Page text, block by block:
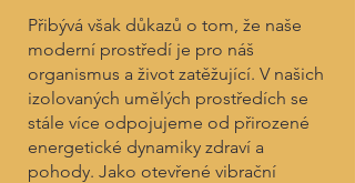
Přibývá však důkazů o tom, že naše
moderní prostředí je pro náš
organismus a život zatěžující. V našich
izolovaných umělých prostředích se
stále více odpojujeme od přirozené
energetické dynamiky zdraví a
pohody. Jako otevřené vibrační